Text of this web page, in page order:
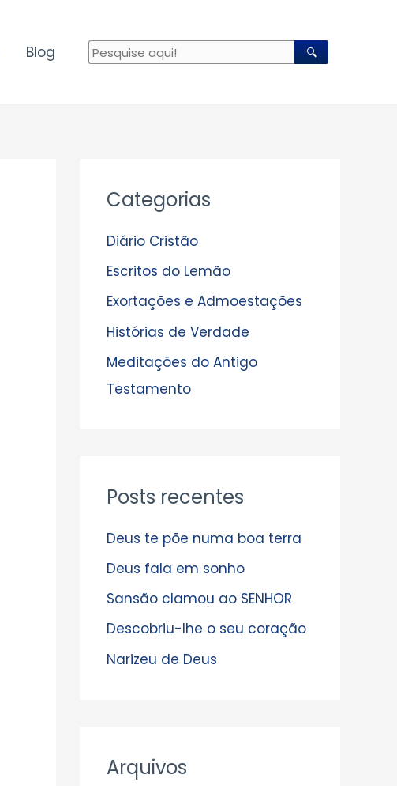
Blog 🔍
Categorias
Diário Cristão
Escritos do Lemão
Exortações e Admoestações
Histórias de Verdade
Meditações do Antigo
Testamento
Posts recentes
Deus te põe numa boa terra
Deus fala em sonho
Sansão clamou ao SENHOR
Descobriu-lhe o seu coração
Narizeu de Deus
Arquivos
r
u
i
v
o
s